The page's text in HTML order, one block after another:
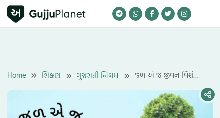
Skip
Home શિક્ષણ ગુજરાતી નિબંધ
જળ એ જ જીવન વિશે
નિબંધ